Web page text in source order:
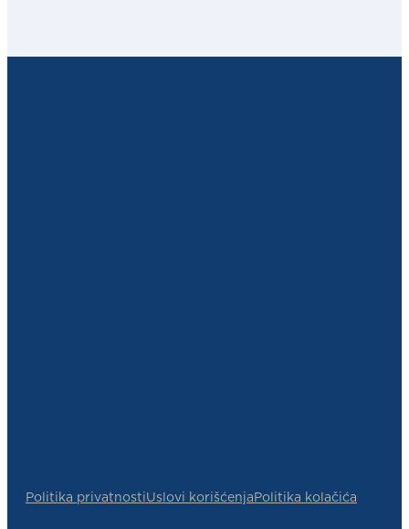
Politika privatnostiUslovi korišćenja Politika kolačića